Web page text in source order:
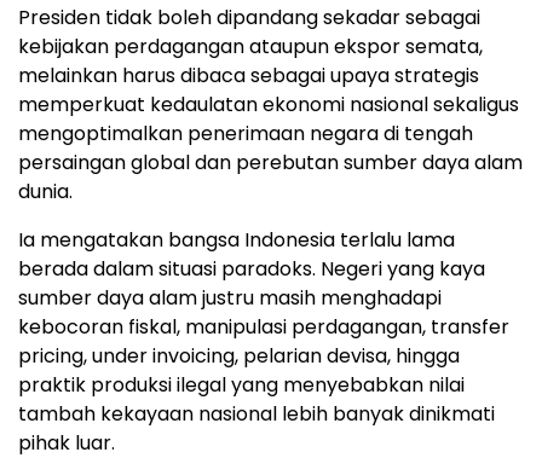
Presiden tidak boleh dipandang sekadar sebagai
kebijakan perdagangan ataupun ekspor semata,
melainkan harus dibaca sebagai upaya strategis
memperkuat kedaulatan ekonomi nasional sekaligus
mengoptimalkan penerimaan negara di tengah
persaingan global dan perebutan sumber daya alam
dunia.
Ia mengatakan bangsa Indonesia terlalu lama
berada dalam situasi paradoks. Negeri yang kaya
sumber daya alam justru masih menghadapi
kebocoran fiskal, manipulasi perdagangan, transfer
pricing, under invoicing, pelarian devisa, hingga
praktik produksi ilegal yang menyebabkan nilai
tambah kekayaan nasional lebih banyak dinikmati
pihak luar.